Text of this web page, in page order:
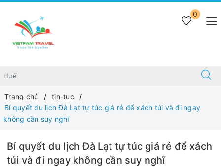
0
Trang chủ
tin-tuc
Bí quyết du lịch Đà Lạt tự túc giá rẻ để xách túi và đi ngay
không cần suy nghĩ
Bí quyết du lịch Đà Lạt tự túc giá rẻ để xách
túi và đi ngay không cần suy nghĩ